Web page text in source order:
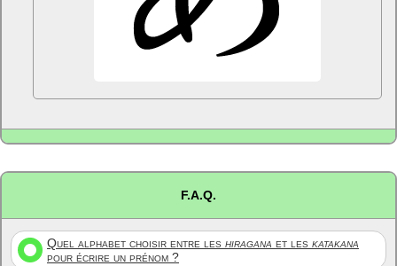
F.A.Q.
Quel alphabet choisir entre les hiragana et les katakana
pour écrire un prénom ?